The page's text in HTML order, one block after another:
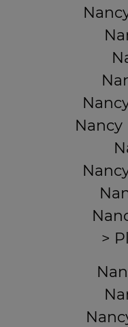
Nancy
>